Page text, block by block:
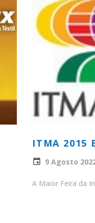
ITMA 2015
9 Agosto
A Maior Feira da